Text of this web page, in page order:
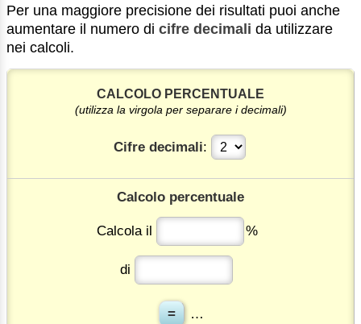
Per una maggiore precisione dei risultati puoi anche
aumentare il numero di cifre decimali da utilizzare
nei calcoli.
CALCOLO PERCENTUALE
(utilizza la virgola per separare i decimali)
Cifre decimali:
Calcolo percentuale
Calcola il %
di
…